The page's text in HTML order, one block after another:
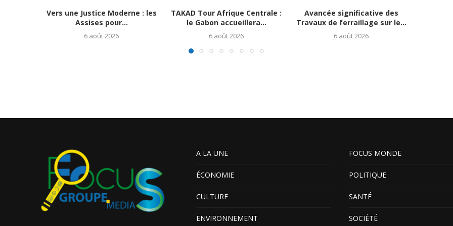
Vers une Justice Moderne : les
Assises pour...
6 août 2026
TAKAD Tour Afrique Centrale :
le Gabon accueillera...
6 août 2026
Avancée significative des
Travaux de ferraillage sur le...
6 août 2026
A LA UNE
ÉCONOMIE
CULTURE
ENVIRONNEMENT
FOCUS MONDE
POLITIQUE
SANTÉ
SOCIÉTÉ